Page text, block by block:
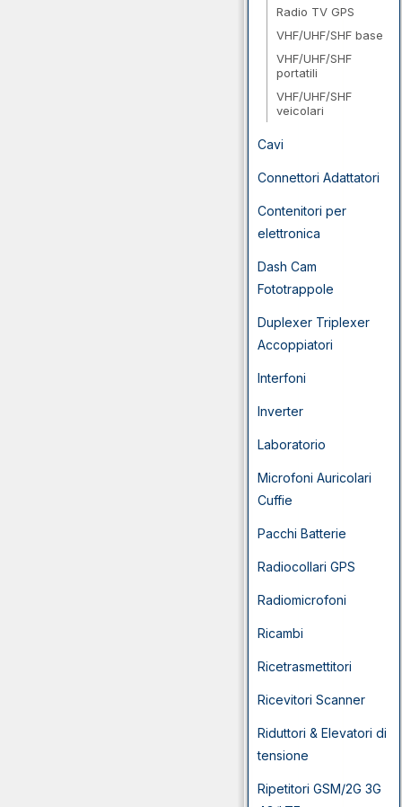
Radio TV GPS
VHF/UHF/SHF base
VHF/UHF/SHF
portatili
VHF/UHF/SHF
veicolari
Cavi
Connettori Adattatori
Contenitori per
elettronica
Dash Cam
Fototrappole
Duplexer Triplexer
Accoppiatori
Interfoni
Inverter
Laboratorio
Microfoni Auricolari
Cuffie
Pacchi Batterie
Radiocollari GPS
Radiomicrofoni
Ricambi
Ricetrasmettitori
Ricevitori Scanner
Riduttori & Elevatori di
tensione
Ripetitori GSM/2G 3G